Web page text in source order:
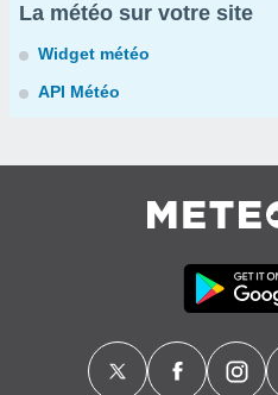
La météo sur votre site
Widget météo
API Météo